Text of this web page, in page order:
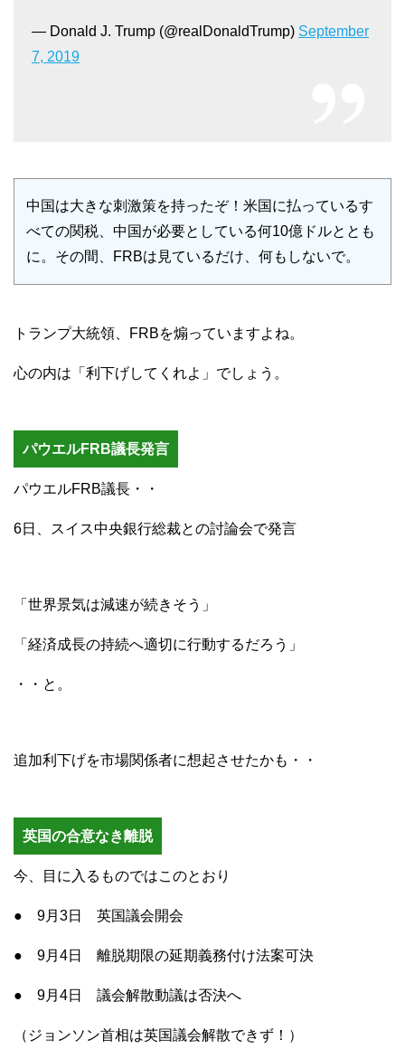
— Donald J. Trump (@realDonaldTrump) September
7, 2019
中国は大きな刺激策を持ったぞ！米国に払っているす
べての関税、中国が必要としている何10億ドルととも
に。その間、FRBは見ているだけ、何もしないで。
トランプ大統領、FRBを煽っていますよね。
心の内は「利下げしてくれよ」でしょう。
パウエルFRB議長発言
パウエルFRB議長・・
6日、スイス中央銀行総裁との討論会で発言
「世界景気は減速が続きそう」
「経済成長の持続へ適切に行動するだろう」
・・と。
追加利下げを市場関係者に想起させたかも・・
英国の合意なき離脱
今、目に入るものではこのとおり
● 9月3日 英国議会開会
● 9月4日 離脱期限の延期義務付け法案可決
● 9月4日 議会解散動議は否決へ
（ジョンソン首相は英国議会解散できず！）